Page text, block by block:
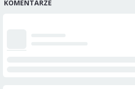
KOMENTARZE